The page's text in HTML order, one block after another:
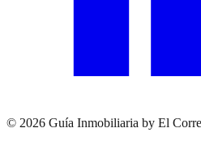
© 2026 Guía Inmobiliaria by El